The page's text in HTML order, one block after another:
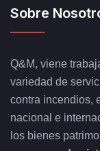
Sobre
Q&M, viene
variedad de
contra incendios,
nacional e
los bienes